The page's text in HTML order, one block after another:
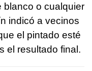
blanco o cualquier
indicó a vecinos
el pintado esté
el resultado final.